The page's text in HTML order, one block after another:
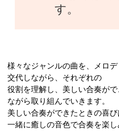
す。
様々なジャンルの曲を、メロ
交代しながら、それぞれの
役割を理解し、美しい合奏が
ながら取り組んでいきます。
美しい合奏ができたときの喜び
一緒に癒しの音色で合奏を楽し